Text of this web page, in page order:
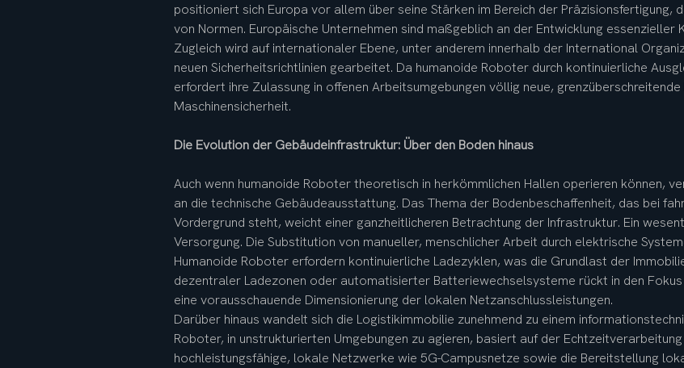
positioniert sich Europa vor allem über seine Stärken im Bereich der Präzisionsfertigung,
von Normen. Europäische Unternehmen sind maßgeblich an der Entwicklung
Zugleich wird auf internationaler Ebene, unter anderem innerhalb der International
neuen Sicherheitsrichtlinien gearbeitet. Da humanoide Roboter durch kontinuierliche
erfordert ihre Zulassung in offenen Arbeitsumgebungen völlig neue,
Maschinensicherheit.
Die Evolution der Gebäudeinfrastruktur: Über den Boden hinaus
Auch wenn humanoide Roboter theoretisch in herkömmlichen Hallen operieren können,
an die technische Gebäudeausstattung. Das Thema der Bodenbeschaffenheit, das bei
Vordergrund steht, weicht einer ganzheitlicheren Betrachtung der Infrastruktur. Ein
Versorgung. Die Substitution von manueller, menschlicher Arbeit durch elektrische
Humanoide Roboter erfordern kontinuierliche Ladezyklen, was die Grundlast der
dezentraler Ladezonen oder automatisierter Batteriewechselsysteme rückt in den
eine vorausschauende Dimensionierung der lokalen Netzanschlussleistungen.
Darüber hinaus wandelt sich die Logistikimmobilie zunehmend zu einem
Roboter, in unstrukturierten Umgebungen zu agieren, basiert auf der
hochleistungsfähige, lokale Netzwerke wie 5G-Campusnetze sowie die Bereitstellung